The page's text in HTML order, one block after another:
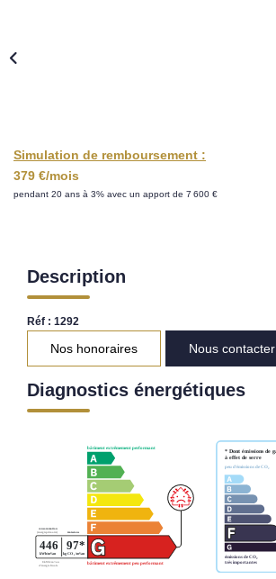
LOUER
AGENCES
Qui Sommes Nous
Parrainage
Nos Actualités
Avis Clients
Simulation de remboursement :
379 €/mois
pendant 20 ans à 3% avec un apport de 7 600 €
Description
Réf : 1292
Nos honoraires Nous contacter
Diagnostics énergétiques